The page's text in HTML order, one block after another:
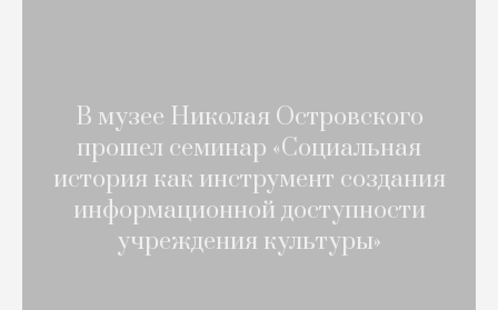
В музее Николая Островского
прошел семинар «Социальная
история как инструмент создания
информационной доступности
учреждения культуры»